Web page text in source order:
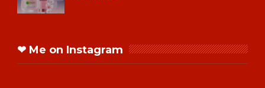
❤ Me on Instagram